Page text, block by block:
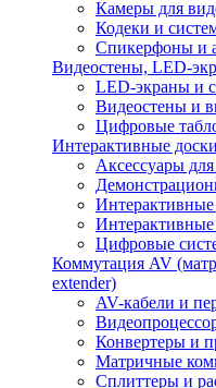
Камеры для
Кодеки и
Спикерфоны и
Видеостены, LED-
LED-экраны и
Видеостены и
Цифровые
Интерактивные
Аксессуары
Интерактивные
Цифровые
Коммутация AV
extender)
AV-кабели и
Конвертеры и
Матричные
Сплиттеры и